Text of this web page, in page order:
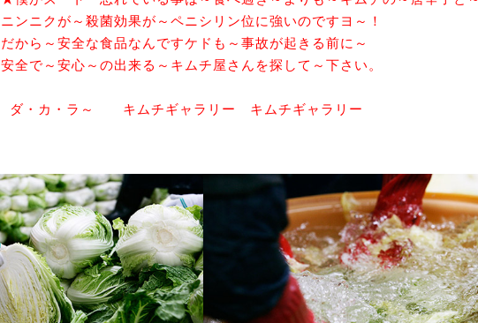
ニンニクが～殺菌効果が～ペニシリン位に強いのですヨ～！
だから～安全な食品なんですケドも～事故が起きる前に～
安全で～安心～の出来る～キムチ屋さんを探して～下さい。
ダ・カ・ラ～ キムチギャラリー キムチギャラリー